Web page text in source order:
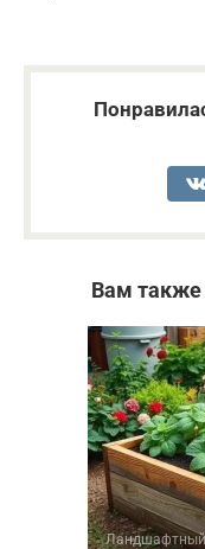
Вам также